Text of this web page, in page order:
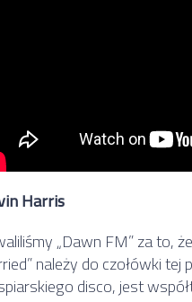
Harris
„Dawn FM” za to,
należy do czołówki tej
disco, jest